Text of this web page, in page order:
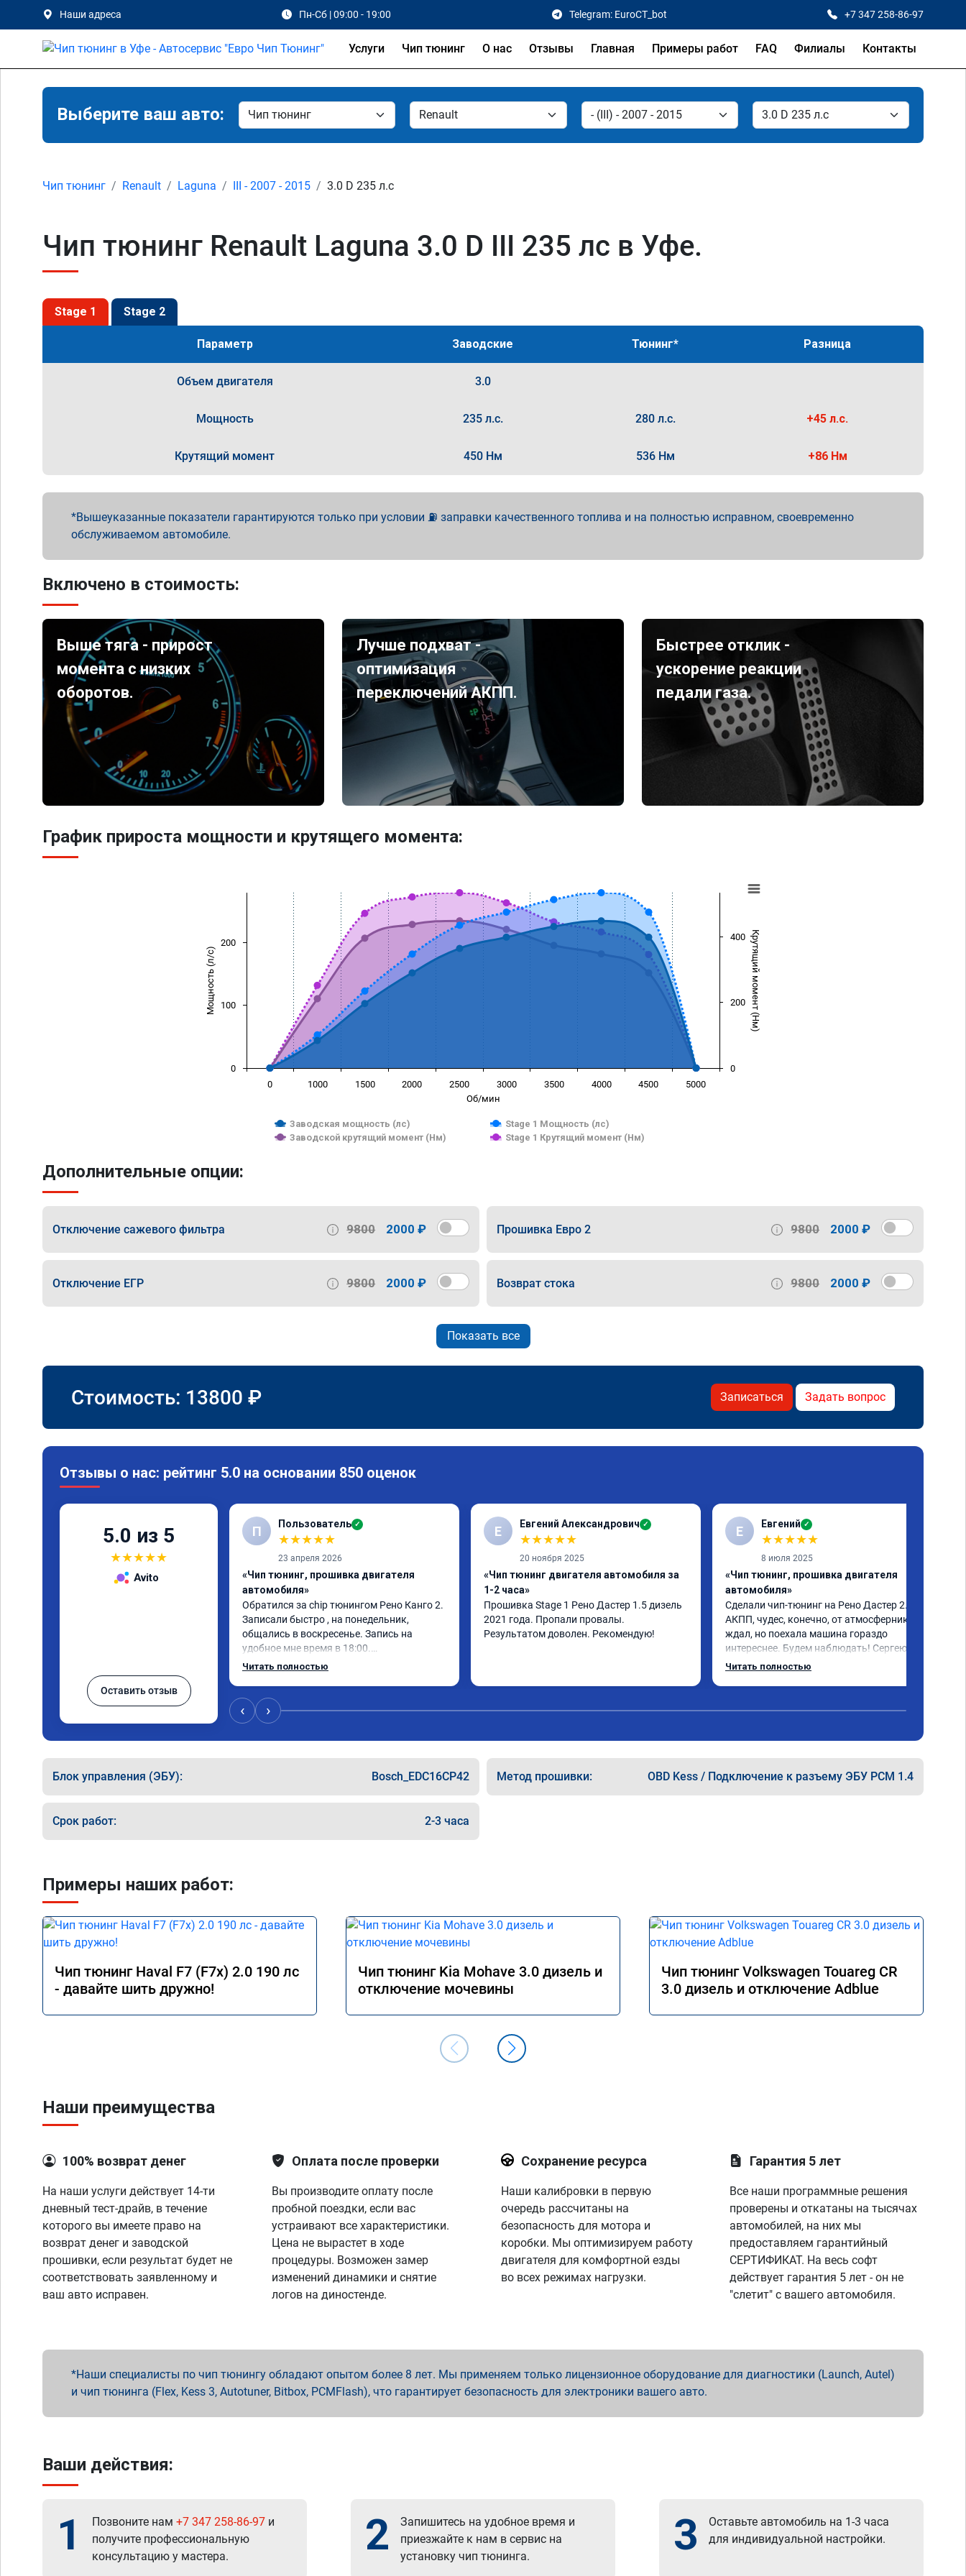
Наши адреса Пн-Сб | 09:00 - 19:00 Telegram: EuroCT_bot +7 347 258-86-97
Услуги Чип тюнинг О нас Отзывы Главная Примеры работ FAQ Филиалы Контакты
Выберите ваш авто:
Чип тюнинг Renault Laguna III - 2007 - 2015 3.0 D 235 л.с
Чип тюнинг Renault Laguna 3.0 D III 235 лс в Уфе.
Stage 1 Stage 2
Параметр Заводские Тюнинг* Разница
Объем двигателя 3.0
Мощность 235 л.с. 280 л.с. +45 л.с.
Крутящий момент 450 Нм 536 Нм +86 Нм
Вышеуказанные показатели гарантируются только при условии ⛽ заправки качественного топлива и на полностью исправном, своевременно
обслуживаемом автомобиле.
Включено в стоимость:
Выше тяга - прирост
момента с низких
оборотов.
Лучше подхват -
оптимизация
переключений АКПП.
Быстрее отклик -
ускорение реакции
педали газа.
График прироста мощности и крутящего момента:
Об/мин
Мощность (л/с) Крутящий момент (Нм)
Заводская мощность (лс)
Stage 1 Мощность (лс)
Заводской крутящий момент (Нм)
Stage 1 Крутящий момент (Нм)
0 1000 1500 2000 2500 3000 3500 4000 4500 5000
0
100
200
0
200
400
Дополнительные опции:
Отключение сажевого фильтра 9800 2000 ₽ Прошивка Евро 2 9800 2000 ₽
Отключение ЕГР 9800 2000 ₽ Возврат стока 9800 2000 ₽
Показать все
Стоимость: 13800 ₽ Записаться Задать вопрос
Отзывы о нас: рейтинг 5.0 на основании 850 оценок
5.0 из 5
★★★★★
Avito
Оставить отзыв
П Пользователь ✓
★★★★★
23 апреля 2026
«Чип тюнинг, прошивка двигателя
автомобиля»
Обратился за chip тюнингом Рено Канго 2.
Записали быстро , на понедельник,
общались в воскресенье. Запись на
удобное мне время в 18:00.
Работу выполнили за 30 минут,
Читать полностью
Е Евгений Александрович ✓
★★★★★
20 ноября 2025
«Чип тюнинг двигателя автомобиля за
1-2 часа»
Прошивка Stage 1 Рено Дастер 1.5 дизель
2021 года. Пропали провалы.
Результатом доволен. Рекомендую!
Е Евгений ✓
★★★★★
8 июля 2025
«Чип тюнинг, прошивка двигателя
автомобиля»
Сделали чип-тюнинг на Рено Дастер 2.0
АКПП, чудес, конечно, от атмосферника не
ждал, но поехала машина гораздо
интереснее. Будем наблюдать! Сергею
отдельное спасибо за профессионально
Читать полностью
‹ ›
Блок управления (ЭБУ): Bosch_EDC16CP42 Метод прошивки: OBD Kess / Подключение к разъему ЭБУ PCM 1.4
Срок работ: 2-3 часа
Примеры наших работ:
Чип тюнинг Haval F7 (F7x) 2.0 190 лс
- давайте шить дружно!
Чип тюнинг Kia Mohave 3.0 дизель и
отключение мочевины
Чип тюнинг Volkswagen Touareg CR
3.0 дизель и отключение Adblue
Наши преимущества
100% возврат денег
На наши услуги действует 14-ти
дневный тест-драйв, в течение
которого вы имеете право на
возврат денег и заводской
прошивки, если результат будет не
соответствовать заявленному и
ваш авто исправен.
Оплата после проверки
Вы производите оплату после
пробной поездки, если вас
устраивают все характеристики.
Цена не вырастет в ходе
процедуры. Возможен замер
изменений динамики и снятие
логов на диностенде.
Сохранение ресурса
Наши калибровки в первую
очередь рассчитаны на
безопасность для мотора и
коробки. Мы оптимизируем работу
двигателя для комфортной езды
во всех режимах нагрузки.
Гарантия 5 лет
Все наши программные решения
проверены и откатаны на тысячах
автомобилей, на них мы
предоставляем гарантийный
СЕРТИФИКАТ. На весь софт
действует гарантия 5 лет - он не
"слетит" с вашего автомобиля.
Наши специалисты по чип тюнингу обладают опытом более 8 лет. Мы применяем только лицензионное оборудование для диагностики (Launch, Autel)
и чип тюнинга (Flex, Kess 3, Autotuner, Bitbox, PCMFlash), что гарантирует безопасность для электроники вашего авто.
Ваши действия:
1 Позвоните нам +7 347 258-86-97 и
получите профессиональную
консультацию у мастера.
2
Запишитесь на удобное время и
приезжайте к нам в сервис на
установку чип тюнинга.
3
Оставьте автомобиль на 1-3 часа
для индивидуальной настройки.